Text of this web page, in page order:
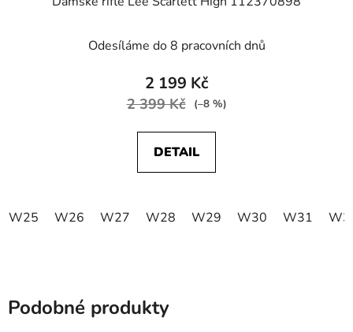
Odesíláme do 8 pracovních dnů
2 199 Kč
2 399 Kč (–8 %)
DETAIL
W25 W26 W27 W28 W29 W30 W31
Podobné produkty